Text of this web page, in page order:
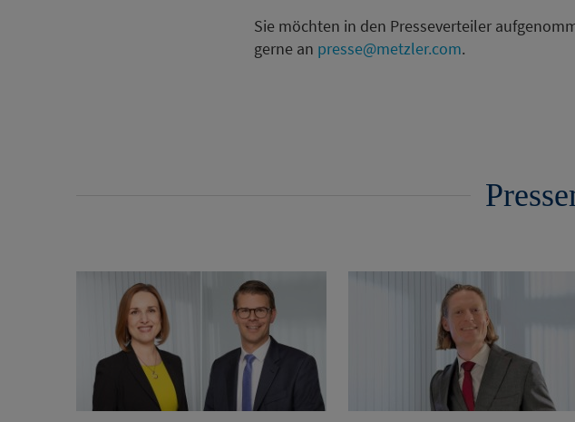
Sie möchten in den Presseverteiler
gerne an presse@metzler.com.